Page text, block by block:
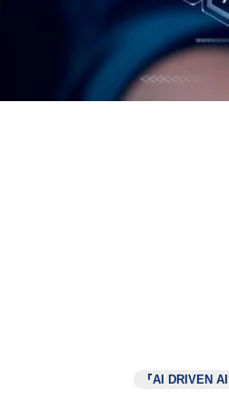
『AI DRIVEN